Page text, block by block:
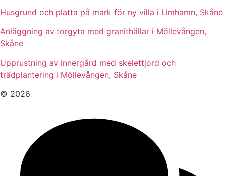
Husgrund och platta på mark för ny villa i Limhamn, Skåne
Anläggning av torgyta med granithällar i Möllevången,
Skåne
Upprustning av innergård med skelettjord och
trädplantering i Möllevången, Skåne
© 2026